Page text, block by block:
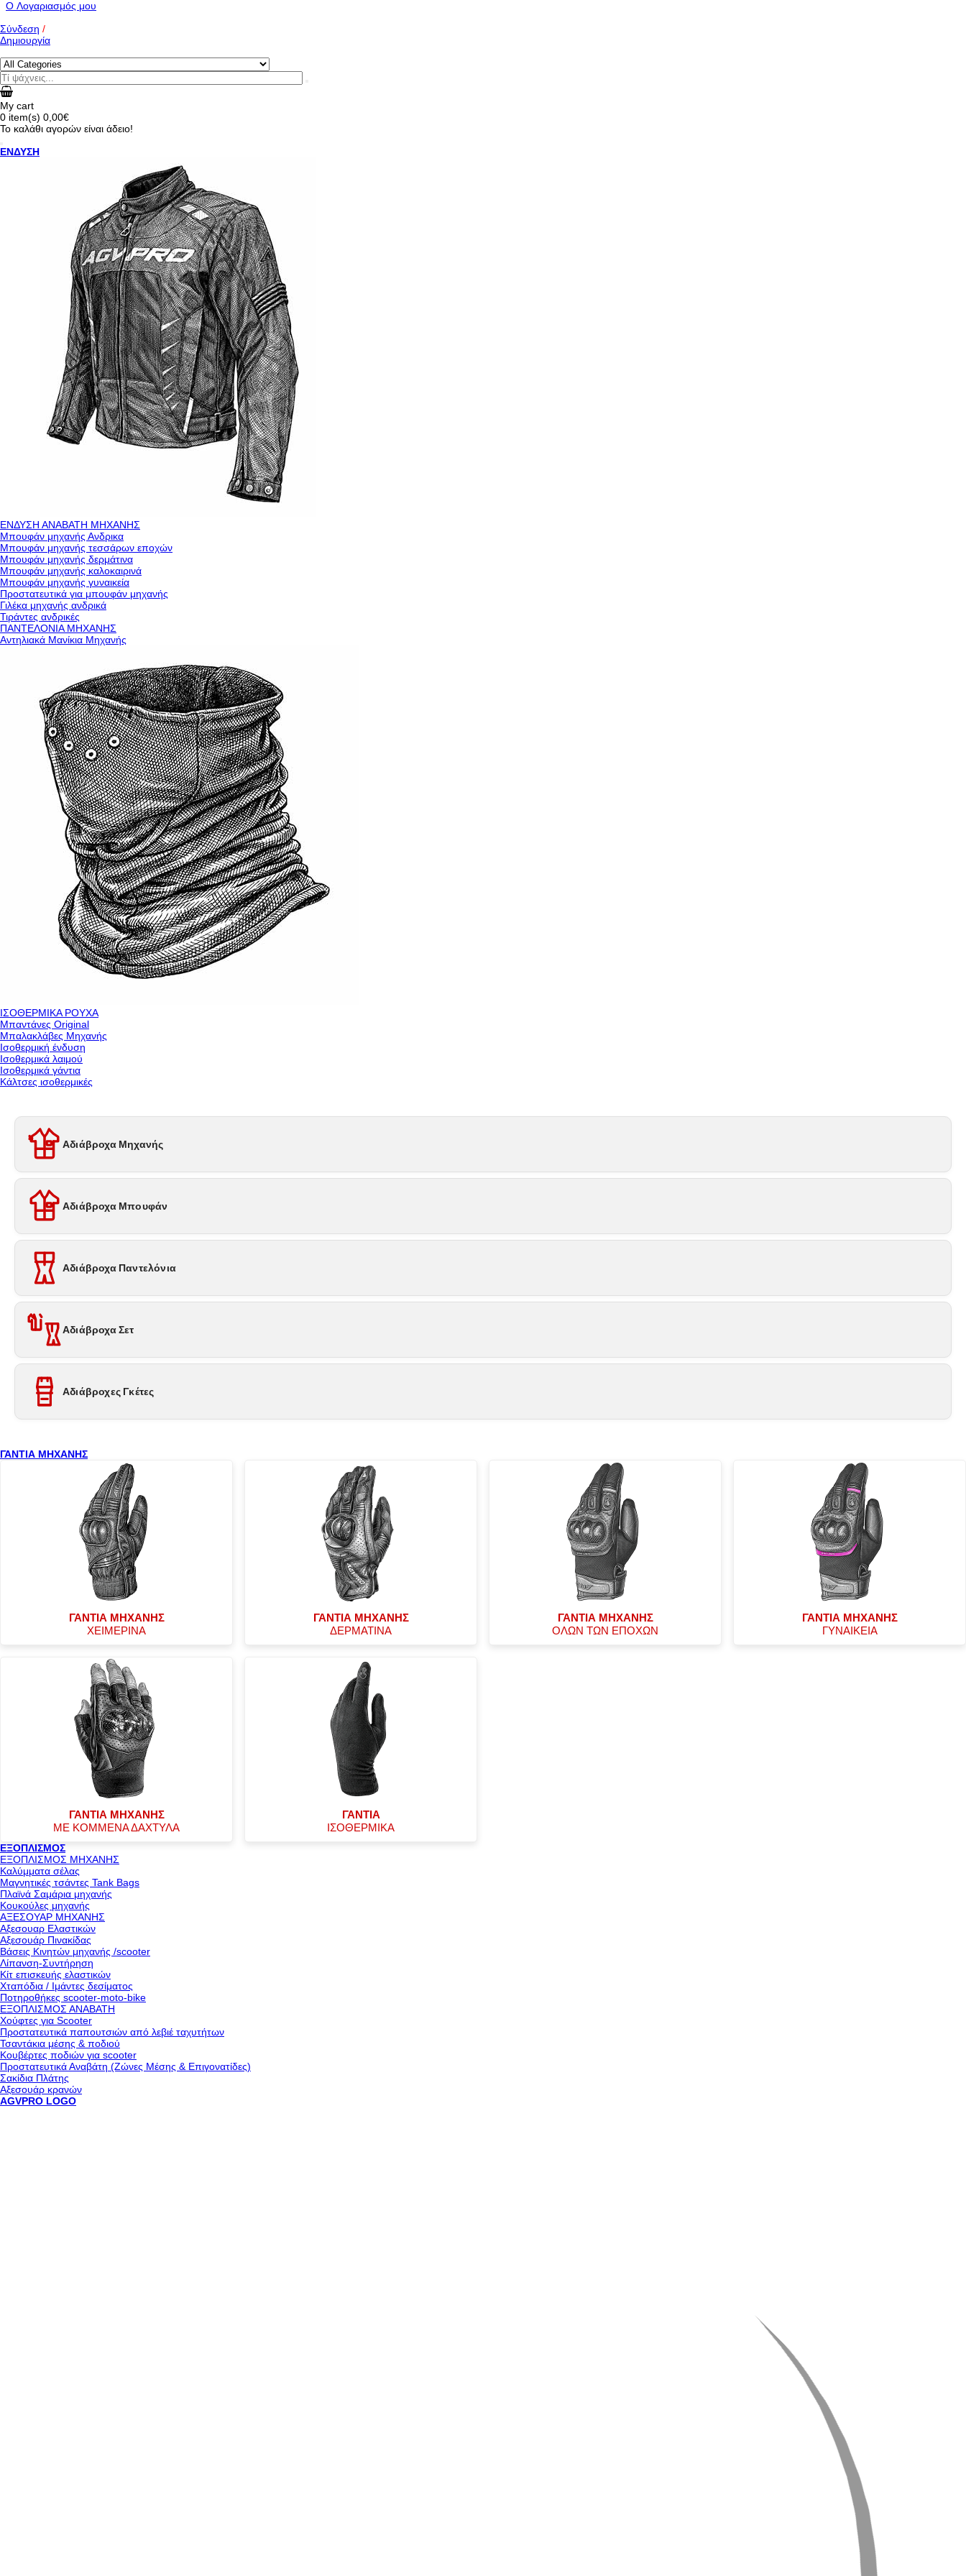
O Λογαριασμός μου
Σύνδεση /
Δημιουργία
My cart
0 item(s) 0,00€
Το καλάθι αγορών είναι άδειο!
ΕΝΔΥΣΗ
ΕΝΔΥΣΗ ΑΝΑΒΑΤΗ ΜΗΧΑΝΗΣ
Μπουφάν μηχανής Ανδρικα
Μπουφάν μηχανής τεσσάρων εποχών
Μπουφάν μηχανής δερμάτινα
Μπουφάν μηχανής καλοκαιρινά
Μπουφάν μηχανής γυναικεία
Προστατευτικά για μπουφάν μηχανής
Γιλέκα μηχανής ανδρικά
Τιράντες ανδρικές
ΠΑΝΤΕΛΟΝΙΑ ΜΗΧΑΝΗΣ
Αντηλιακά Μανίκια Μηχανής
ΙΣΟΘΕΡΜΙΚΑ ΡΟΥΧΑ
Μπαντάνες Original
Μπαλακλάβες Μηχανής
Ισοθερμική ένδυση
Ισοθερμικά λαιμού
Ισοθερμικά γάντια
Κάλτσες ισοθερμικές
Αδιάβροχα Μηχανής
Αδιάβροχα Μπουφάν
Αδιάβροχα Παντελόνια
Αδιάβροχα Σετ
Αδιάβροχες Γκέτες
ΓΑΝΤΙΑ ΜΗΧΑΝΗΣ
ΓΑΝΤΙΑ ΜΗΧΑΝΗΣ
ΧΕΙΜΕΡΙΝΑ
ΓΑΝΤΙΑ ΜΗΧΑΝΗΣ
ΔΕΡΜΑΤΙΝΑ
ΓΑΝΤΙΑ ΜΗΧΑΝΗΣ
ΟΛΩΝ ΤΩΝ ΕΠΟΧΩΝ
ΓΑΝΤΙΑ ΜΗΧΑΝΗΣ
ΓΥΝΑΙΚΕΙΑ
ΓΑΝΤΙΑ ΜΗΧΑΝΗΣ
ΜΕ ΚΟΜΜΕΝΑ ΔΑΧΤΥΛΑ
ΓΑΝΤΙΑ
ΙΣΟΘΕΡΜΙΚΑ
ΕΞΟΠΛΙΣΜΟΣ
ΕΞΟΠΛΙΣΜΟΣ ΜΗΧΑΝΗΣ
Καλύμματα σέλας
Μαγνητικές τσάντες Tank Bags
Πλαϊνά Σαμάρια μηχανής
Κουκούλες μηχανής
ΑΞΕΣΟΥΑΡ ΜΗΧΑΝΗΣ
Αξεσουαρ Ελαστικών
Αξεσουάρ Πινακίδας
Βάσεις Κινητών μηχανής /scooter
Λίπανση-Συντήρηση
Κίτ επισκευής ελαστικών
Χταπόδια / Ιμάντες δεσίματος
Ποτηροθήκες scooter-moto-bike
ΕΞΟΠΛΙΣΜΟΣ ΑΝΑΒΑΤΗ
Χούφτες για Scooter
Προστατευτικά παπουτσιών από λεβιέ ταχυτήτων
Τσαντάκια μέσης & ποδιού
Κουβέρτες ποδιών για scooter
Προστατευτικά Αναβάτη (Ζώνες Μέσης & Επιγονατίδες)
Σακίδια Πλάτης
Αξεσουάρ κρανών
AGVPRO LOGO